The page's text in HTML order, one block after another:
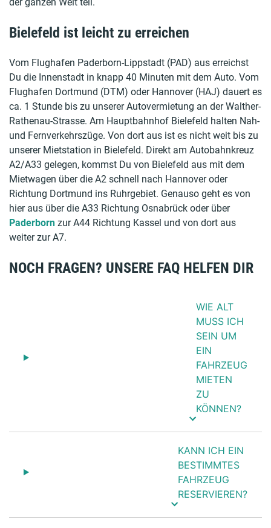
Bielefeld ist leicht zu erreichen
Vom Flughafen Paderborn-Lippstadt (PAD) aus erreichst
Du die Innenstadt in knapp 40 Minuten mit dem Auto. Vom
Flughafen Dortmund (DTM) oder Hannover (HAJ) dauert es
ca. 1 Stunde bis zu unserer Autovermietung an der Walther-
Rathenau-Strasse. Am Hauptbahnhof Bielefeld halten Nah-
und Fernverkehrszüge. Von dort aus ist es nicht weit bis zu
unserer Mietstation in Bielefeld. Direkt am Autobahnkreuz
A2/A33 gelegen, kommst Du von Bielefeld aus mit dem
Mietwagen über die A2 schnell nach Hannover oder
Richtung Dortmund ins Ruhrgebiet. Genauso geht es von
hier aus über die A33 Richtung Osnabrück oder über
Paderborn zur A44 Richtung Kassel und von dort aus
weiter zur A7.
NOCH FRAGEN? UNSERE FAQ HELFEN DIR
WIE ALT
MUSS ICH
SEIN UM
EIN
FAHRZEUG
MIETEN
ZU
KÖNNEN?
KANN ICH EIN
BESTIMMTES
FAHRZEUG
RESERVIEREN?